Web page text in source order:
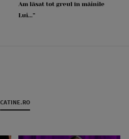
Am lăsat tot greul în mâinile
Lui...”
CATINE.RO